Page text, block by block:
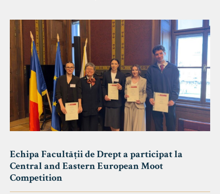
Echipa Facultății de Drept a participat la
Central and Eastern European Moot
Competition